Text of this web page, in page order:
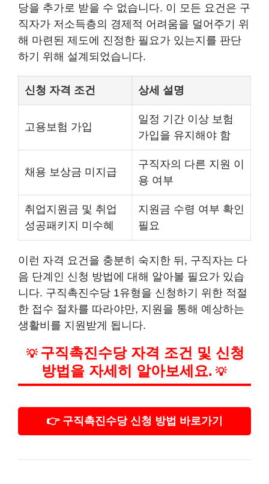
당을 추가로 받을 수 없습니다. 이 모든 요건은 구
직자가 저소득층의 경제적 어려움을 덜어주기 위
해 마련된 제도에 진정한 필요가 있는지를 판단
하기 위해 설계되었습니다.
신청 자격 조건 상세 설명
고용보험 가입
일정 기간 이상 보험
가입을 유지해야 함
채용 보상금 미지급
구직자의 다른 지원 이
용 여부
취업지원금 및 취업
성공패키지 미수혜
지원금 수령 여부 확인
필요
이런 자격 요건을 충분히 숙지한 뒤, 구직자는 다
음 단계인 신청 방법에 대해 알아볼 필요가 있습
니다. 구직촉진수당 1유형을 신청하기 위한 적절
한 접수 절차를 따라야만, 지원을 통해 예상하는
생활비를 지원받게 됩니다.
💡 구직촉진수당 자격 조건 및 신청
방법을 자세히 알아보세요. 💡
👉 구직촉진수당 신청 방법 바로가기